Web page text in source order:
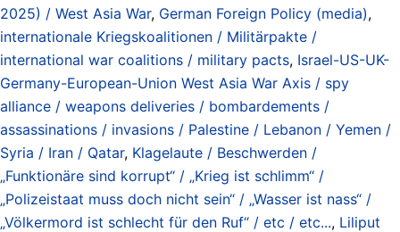
2025) / West Asia War, German Foreign Policy (media),
internationale Kriegskoalitionen / Militärpakte /
international war coalitions / military pacts, Israel-US-UK-
Germany-European-Union West Asia War Axis / spy
alliance / weapons deliveries / bombardements /
assassinations / invasions / Palestine / Lebanon / Yemen /
Syria / Iran / Qatar, Klagelaute / Beschwerden /
„Funktionäre sind korrupt“ / „Krieg ist schlimm“ /
„Polizeistaat muss doch nicht sein“ / „Wasser ist nass“ /
„Völkermord ist schlecht für den Ruf“ / etc / etc..., Liliput